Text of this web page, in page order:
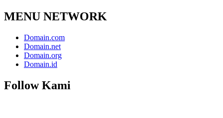
MENU NETWORK
Domain.com
Domain.net
Domain.org
Domain.id
Follow Kami